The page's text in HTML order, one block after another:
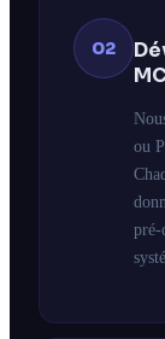
02
ou
pré-